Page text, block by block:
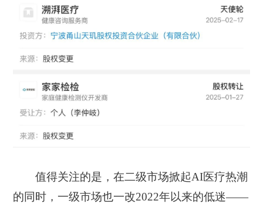
值得关注的是，在二级市场掀起AI医疗热潮
的同时，一级市场也一改2022年以来的低迷——